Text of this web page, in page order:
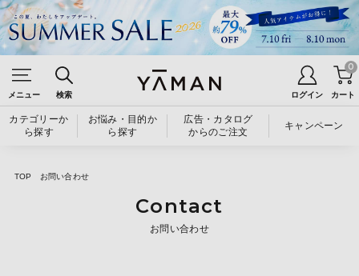
メニュー 検索 ログイン カート
0
カテゴリーか
ら探す
お悩み・目的か
ら探す
広告・カタログ
からのご注文
キャンペーン
TOP お問い合わせ
Contact
お問い合わせ